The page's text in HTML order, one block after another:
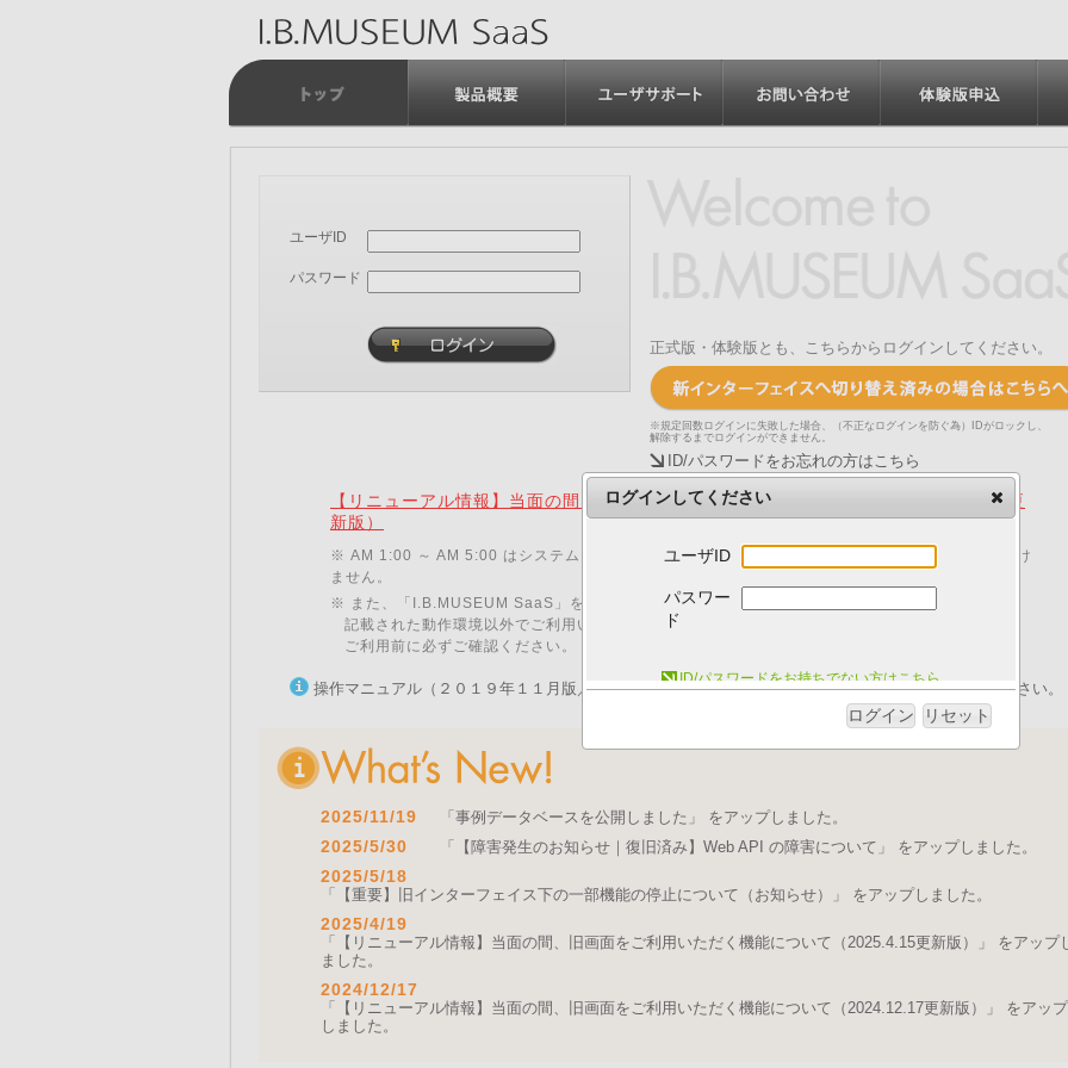
ユーザID
パスワード
正式版・体験版とも、こちらからログインしてください。
※規定回数ログインに失敗した場合、（不正なログインを防ぐ為）IDがロックし、
解除するまでログインができません。
ID/パスワードをお忘れの方はこちら
【リニューアル情報】当面の間、旧画面をご利用いただく機能について（2025.4.15更
新版）
※ AM 1:00 ～ AM 5:00 はシステムメンテナンスのため、「I.B.MUSEUM SaaS」をご利用いただけ
ません。
※ また、「I.B.MUSEUM SaaS」をご利用いただくためには、以下の動作環境が必要です。
記載された動作環境以外でご利用いただいた場合、動作に不具合が発生する可能性がございます。
ご利用前に必ずご確認ください。
操作マニュアル（２０１９年１１月版／pdfファイル）を発行いたしました。ログイン後にご取得ください。
2025/11/19 「事例データベースを公開しました」 をアップしました。
2025/5/30 「【障害発生のお知らせ｜復旧済み】Web API の障害について」 をアップしました。
2025/5/18
「【重要】旧インターフェイス下の一部機能の停止について（お知らせ）」 をアップしました。
2025/4/19
「【リニューアル情報】当面の間、旧画面をご利用いただく機能について（2025.4.15更新版）」 をアップ
ました。
2024/12/17
「【リニューアル情報】当面の間、旧画面をご利用いただく機能について（2024.12.17更新版）」 をアップ
しました。
ログインしてください
ユーザID
パスワー
ド
ID/パスワードをお持ちでない方はこちら
ログイン リセット